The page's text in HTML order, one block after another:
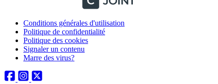
Conditions générales d'utilisation
Politique de confidentialité
Politique des cookies
Signaler un contenu
Marre des virus?